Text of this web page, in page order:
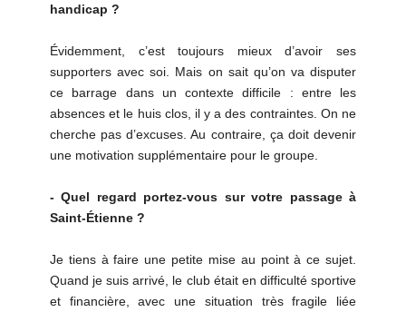
handicap ?
Évidemment, c’est toujours mieux d’avoir ses
supporters avec soi. Mais on sait qu’on va disputer
ce barrage dans un contexte difficile : entre les
absences et le huis clos, il y a des contraintes. On ne
cherche pas d’excuses. Au contraire, ça doit devenir
une motivation supplémentaire pour le groupe.
- Quel regard portez-vous sur votre passage à
Saint-Étienne ?
Je tiens à faire une petite mise au point à ce sujet.
Quand je suis arrivé, le club était en difficulté sportive
et financière, avec une situation très fragile liée